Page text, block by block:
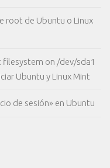
root de Ubuntu o Linux
filesystem on /dev/sda1
Ubuntu y Linux Mint
de sesión» en Ubuntu